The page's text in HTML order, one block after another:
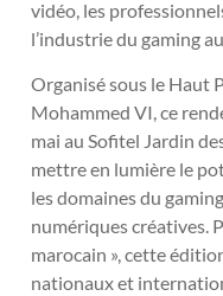
vidéo, les
l’industrie du gaming
Organisé sous le Haut
Mohammed VI, ce
mai au Sofitel Jardin
mettre en lumière le
les domaines du
numériques créatives.
marocain », cette
nationaux et